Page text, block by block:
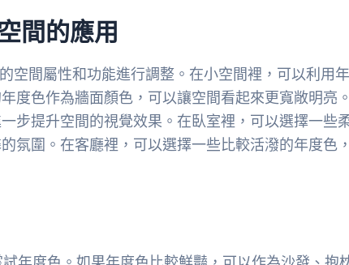
間的應用
空間屬性和功能進行調整。在小空間裡，可以利用年
度色作為牆面顏色，可以讓空間看起來更寬敞明亮。
步提升空間的視覺效果。在臥室裡，可以選擇一些
氛圍。在客廳裡，可以選擇一些比較活潑的年度色，